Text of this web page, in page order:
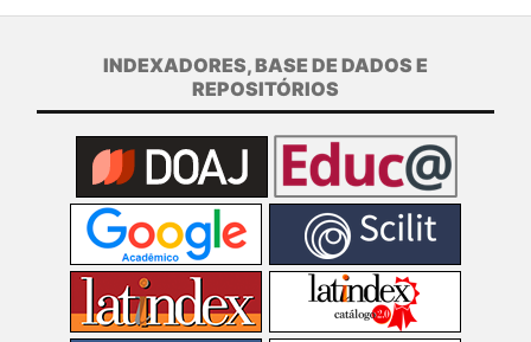
INDEXADORES, BASE DE DADOS E
REPOSITÓRIOS